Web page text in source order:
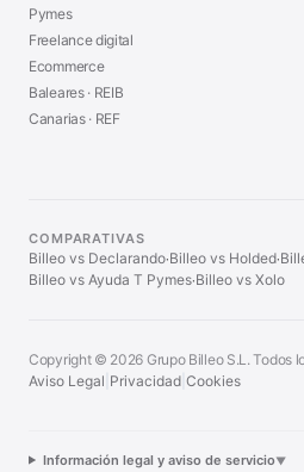
Pymes
Freelance digital
Ecommerce
Baleares · REIB
Canarias · REF
COMPARATIVAS
Billeo vs Declarando·Billeo vs Holded·
Billeo vs Ayuda T Pymes·Billeo vs Xolo
Copyright © 2026 Grupo Billeo S.L. Todos
Aviso Legal Privacidad Cookies
Información legal y aviso de servicio▼